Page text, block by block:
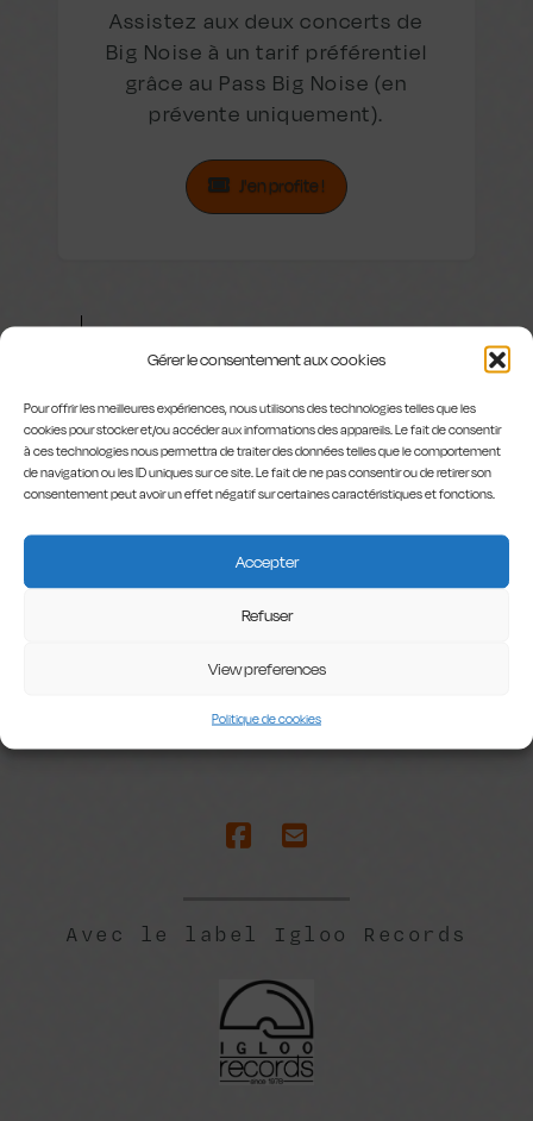
Gérer le consentement aux cookies
Pour offrir les meilleures expériences, nous utilisons des technologies telles que les
cookies pour stocker et/ou accéder aux informations des appareils. Le fait de consentir
à ces technologies nous permettra de traiter des données telles que le comportement
de navigation ou les ID uniques sur ce site. Le fait de ne pas consentir ou de retirer son
consentement peut avoir un effet négatif sur certaines caractéristiques et fonctions.
Accepter
Refuser
View preferences
Politique de cookies
Assistez aux deux concerts de
Big Noise à un tarif préférentiel
grâce au Pass Big Noise (en
prévente uniquement).
J'en profite !
Raphael D'Agostino
(Cornet & Vocals),
Max Malkomes (Bass) et
Laurent Vigneron
(Drums).
Avec le label Igloo Records